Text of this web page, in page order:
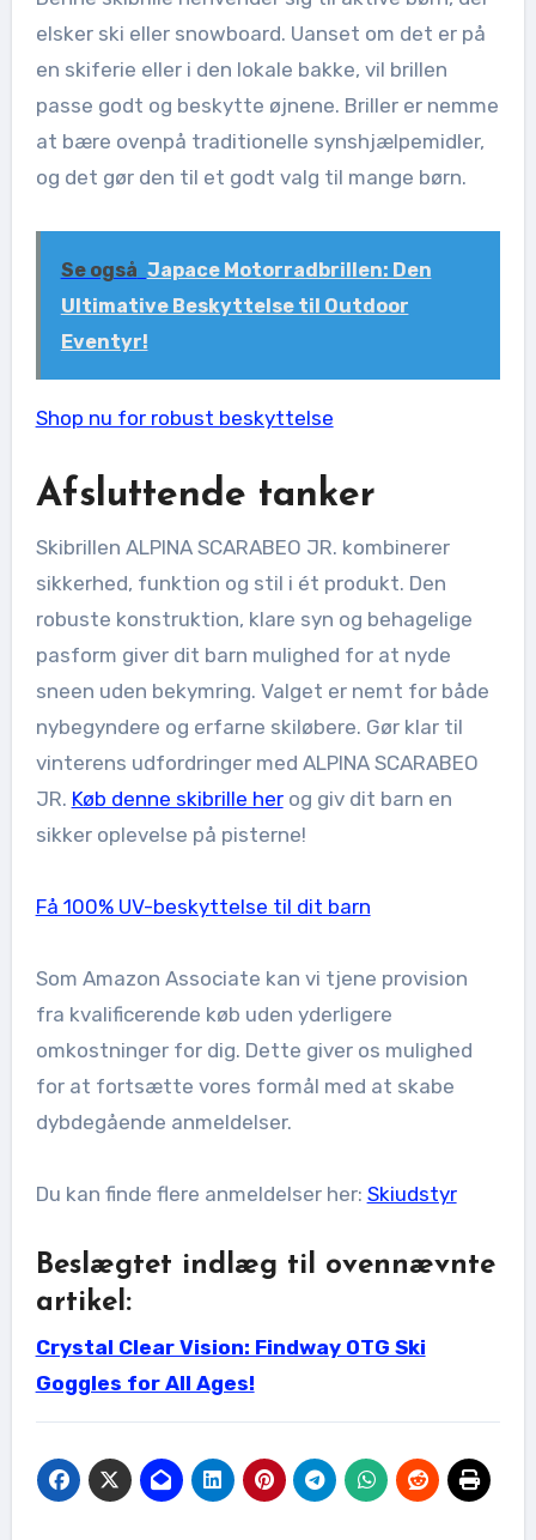
elsker ski eller snowboard. Uanset om det er på
en skiferie eller i den lokale bakke, vil brillen
passe godt og beskytte øjnene. Briller er nemme
at bære ovenpå traditionelle synshjælpemidler,
og det gør den til et godt valg til mange børn.
Se også Japace Motorradbrillen: Den
Ultimative Beskyttelse til Outdoor
Eventyr!
Shop nu for robust beskyttelse
Afsluttende tanker
Skibrillen ALPINA SCARABEO JR. kombinerer
sikkerhed, funktion og stil i ét produkt. Den
robuste konstruktion, klare syn og behagelige
pasform giver dit barn mulighed for at nyde
sneen uden bekymring. Valget er nemt for både
nybegyndere og erfarne skiløbere. Gør klar til
vinterens udfordringer med ALPINA SCARABEO
JR. Køb denne skibrille herog giv dit barn en
sikker oplevelse på pisterne!
Få 100% UV-beskyttelse til dit barn
Som Amazon Associate kan vi tjene provision
fra kvalificerende køb uden yderligere
omkostninger for dig. Dette giver os mulighed
for at fortsætte vores formål med at skabe
dybdegående anmeldelser.
Du kan finde flere anmeldelser her: Skiudstyr
Beslægtet indlæg til ovennævnte
artikel:
Crystal Clear Vision: Findway OTG Ski
Goggles for All Ages!